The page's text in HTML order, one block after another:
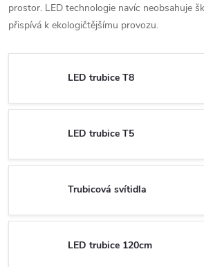
prostor. LED technologie navíc neobsahuje
přispívá k ekologičtějšímu provozu.
LED trubice T8
LED trubice T5
Trubicová svítidla
LED trubice 120cm